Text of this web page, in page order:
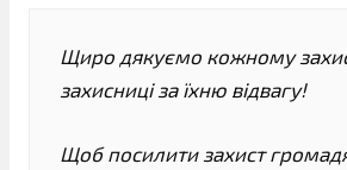
Щиро дякуємо кожному
захисниці за їхню відвагу!
Щоб посилити захист